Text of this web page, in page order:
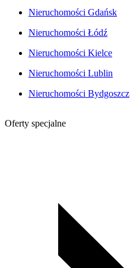
Nieruchomości Gdańsk
Nieruchomości Łódź
Nieruchomości Kielce
Nieruchomości Lublin
Nieruchomości Bydgoszcz
Oferty specjalne